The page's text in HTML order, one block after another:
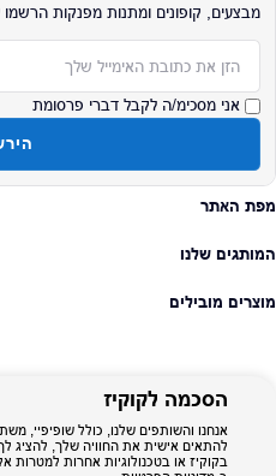
מבצעים, קופונים ומתנות מפנקות הרשמו
אני מסכימ/ה לקבל דברי פרסומת
מפת האתר
המותגים שלנו
מוצרים מובילים
הסכמה לקוקיז
אנחנו והשותפים שלנו, כולל שופיפיי,
להתאים אישית את החוויה שלך, להציג
בקוקיז או בטכנולוגיות אחרות